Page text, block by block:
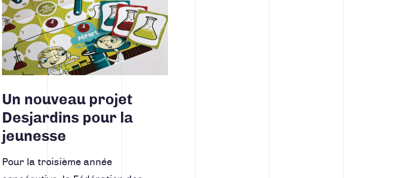
Un nouveau projet
Desjardins pour la
jeunesse
Pour la troisième année